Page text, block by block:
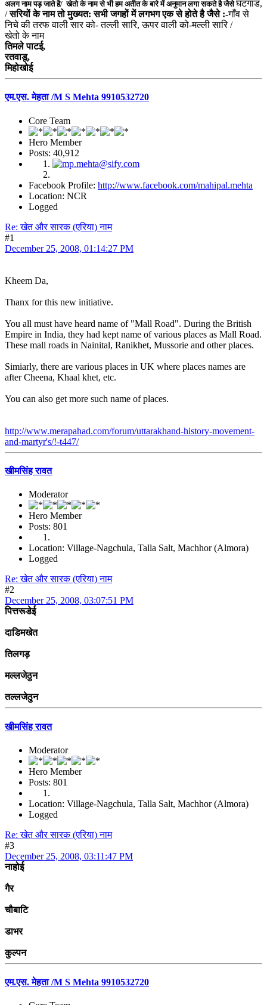
अलग नाम पड़ जाते है/ खेतो के नाम से भी हम अतीत के बारे में अनुमान लगा सकते है जैसेघटगाड,
/सरियों के नाम तो मुख्यत: सभी जगहों में लगभग एक से होते है जैसे :-गाँव से
निचे की तरफ वाली सार को- तल्ली सारि, ऊपर वाली को-मल्ली सारि /
खेतो के नाम
तिमले पाटई,
रतवाडू,
मिहोखोई
एम.एस. मेहता /M S Mehta 9910532720
Core Team
Hero Member
Posts: 40,912
Facebook Profile: http://www.facebook.com/mahipal.mehta
Location: NCR
Logged
Re: खेत और सारक (एरिया) नाम
#1
December 25, 2008, 01:14:27 PM
Kheem Da,
Thanx for this new initiative.
You all must have heard name of "Mall Road". During the British
Empire in India, they had kept name of various places as Mall Road.
These mall roads in Nainital, Ranikhet, Mussorie and other places.
Simiarly, there are various places in UK where places names are
after Cheena, Khaal khet, etc.
You can also get more such name of places.
http://www.merapahad.com/forum/uttarakhand-history-movement-
and-martyr's/!-t447/
खीमसिंह रावत
Moderator
Hero Member
Posts: 801
Location: Village-Nagchula, Talla Salt, Machhor (Almora)
Logged
Re: खेत और सारक (एरिया) नाम
#2
December 25, 2008, 03:07:51 PM
पित्तरूडेई
दाडिमखेत
तिलगड़
मल्लजेठुन
तल्लजेठुन
खीमसिंह रावत
Moderator
Hero Member
Posts: 801
Location: Village-Nagchula, Talla Salt, Machhor (Almora)
Logged
Re: खेत और सारक (एरिया) नाम
#3
December 25, 2008, 03:11:47 PM
नाहोई
गैर
चौबाटि
डाभर
कुल्पन
एम.एस. मेहता /M S Mehta 9910532720